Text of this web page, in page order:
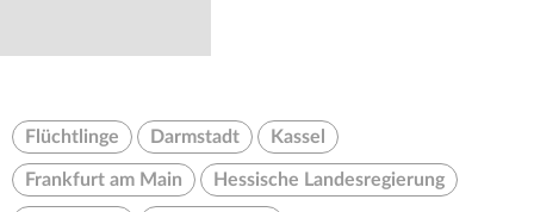
Flüchtlinge Darmstadt Kassel
Frankfurt am Main Hessische Landesregierung